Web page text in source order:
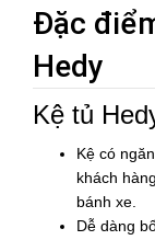
Đặc
Hedy
Kệ tủ
Kệ có
khách
bánh xe.
Dễ dàng